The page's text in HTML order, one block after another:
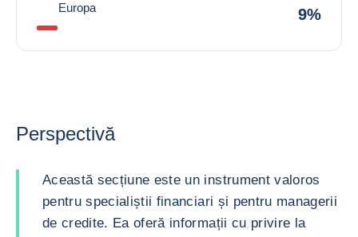
Europa 9%
Perspectivă
Această secțiune este un instrument valoros
pentru specialiștii financiari și pentru managerii
de credite. Ea oferă informații cu privire la